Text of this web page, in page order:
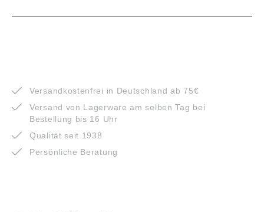
Versandkostenfrei in Deutschland ab 75€
Versand von Lagerware am selben Tag bei
Bestellung bis 16 Uhr
Qualität seit 1938
Persönliche Beratung